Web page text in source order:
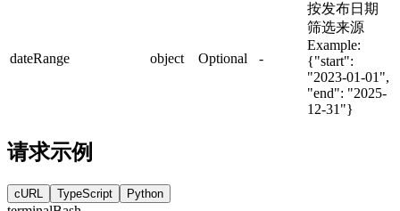
dateRange object Optional -
按发布日期
筛选来源
Example:
{"start":
"2023-01-01",
"end": "2025-
12-31"}
请求示例
cURL TypeScript Python